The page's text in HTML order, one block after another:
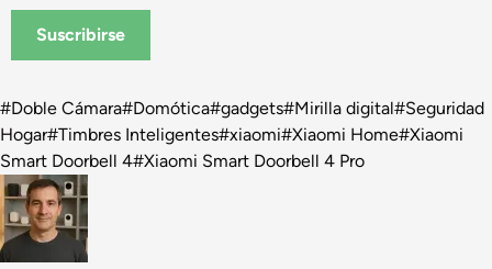
electrónico…
Suscribirse
Etiquetas
de
la
entrada:
#Doble Cámara#Domótica#gadgets#Mirilla digital#Seguridad
Hogar#Timbres Inteligentes#xiaomi#Xiaomi Home#Xiaomi
Smart Doorbell 4#Xiaomi Smart Doorbell 4 Pro